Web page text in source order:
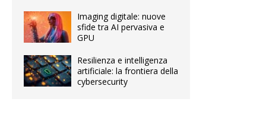
Imaging digitale: nuove
sfide tra AI pervasiva e
GPU
Resilienza e intelligenza
artificiale: la frontiera della
cybersecurity